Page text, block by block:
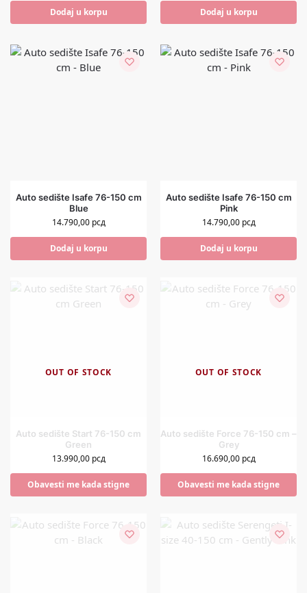
Dodaj u korpu Dodaj u korpu
Auto sedište Isafe 76-150 cm
Blue
14.790,00 рсд
Dodaj u korpu
Auto sedište Isafe 76-150 cm
Pink
14.790,00 рсд
Dodaj u korpu
OUT OF STOCK
Auto sedište Start 76-150 cm
Green
13.990,00 рсд
Obavesti me kada stigne
OUT OF STOCK
Auto sedište Force 76-150 cm –
Grey
16.690,00 рсд
Obavesti me kada stigne